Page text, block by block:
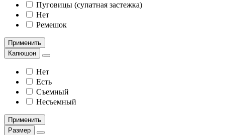
Пуговицы (супатная застежка)
Нет
Ремешок
Применить
Капюшон
Нет
Есть
Съемный
Несъемный
Применить
Размер